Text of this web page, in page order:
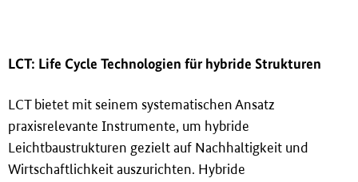
LCT: Life Cycle Technologien für hybride Strukturen
LCT bietet mit seinem systematischen Ansatz
praxisrelevante Instrumente, um hybride
Leichtbaustrukturen gezielt auf Nachhaltigkeit und
Wirtschaftlichkeit auszurichten. Hybride